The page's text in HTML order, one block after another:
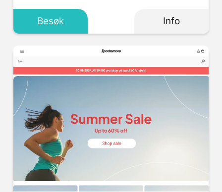
Besøk Info